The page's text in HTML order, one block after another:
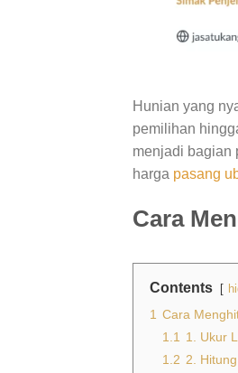
Hunian yang
pemilihan
menjadi bagian
harga pasang
Cara
Contents
1 Cara
1.1
1. Ukur
1.2 2.